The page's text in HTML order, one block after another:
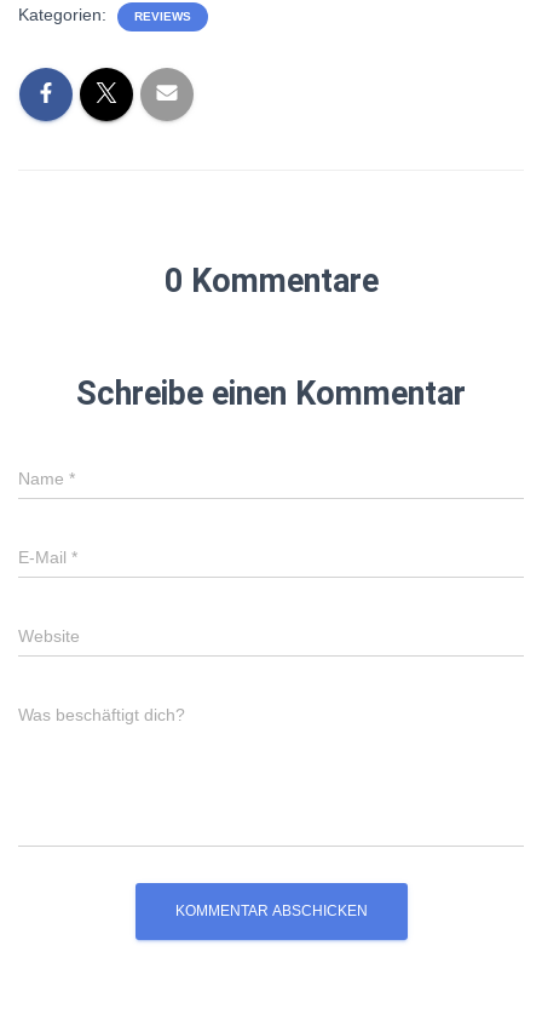
Kategorien: REVIEWS
0 Kommentare
Schreibe einen Kommentar
Name *
E-Mail *
Website
Was beschäftigt dich?